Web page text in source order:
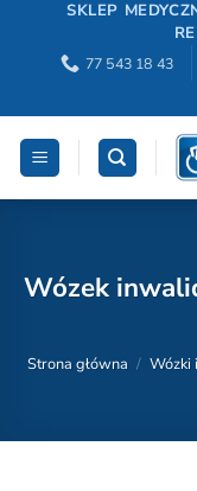
Przewiń
zawartości
SKLEP
77 543 18 43
Wózek
Strona główna / Wózki